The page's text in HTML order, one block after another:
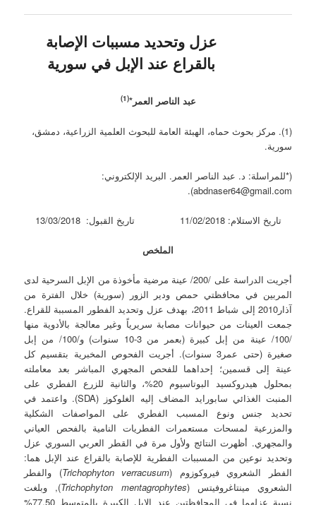
عزل وتحديد مسببات الإصابة
بالقراع عند الإبل في سورية
عبد الناصر العمر*(1)
(1). مركز بحوث حماه، الهبئة العامة للبحوث العلمية الزراعية، دمشق،
سورية.
(*للمراسلة: د. عبد الناصر العمر. البريد الإلكتروني:
abdnaser64@gmail.com).
تاريخ الاستلام: 11/02/2018 تاريخ القبول: 13/03/2018
الملخص
أجريت الدراسة على /200/ عينة مرضية مأخوذة من الإبل السرحية لدى
المربين في محافظتي حمص ودير الزور (سورية) خلال الفترة من
آذار2010 إلى شباط 2011، بهدف عزل وتحديد الفطور المسببة للقراع.
جمعت العينات من حيوانات مصابة سريرياً وغير معالجة بالأدوية منها
/100/ عينة من إبل كبيرة (بعمر من 3-10 سنوات) و/100/ من إبل
صغيرة (حتى عمر3 سنوات). أجريت الفحوص المخبرية بتقسيم كل
عينة إلى قسمين؛ إحداهما للفحص المجهري المباشر بعد معاملته
بمحلول هيدروكسيد البوتاسيوم 20%، والثانية للزرع الفطري على
المنبت الغذائي سابورايد المضاف إليه الغلوكوز (SDA). واعتمد في
تحديد جنس ونوع المسبب الفطري على المواصفات الشكلية
والمزرعية لمسحات مستعمرات الفطريات النامية بالفحص العياني
والمجهري. أظهرت النتائج ولأول مرة في القطر العربي السوري عزل
وتحديد نوعين من المسببات الفطرية للإصابة بالقراع عند الإبل هما:
الفطر الشعروي فيروكوزوم (
Trichophyton verracusum
) والفطر
الشعروي مينتاغروفيتس (
Trichophyton mentagrophytes
), وبلغت
نسبة عزلهما في المحافظتين عند الإبل الكبيرة بالمتوسط 77.50%